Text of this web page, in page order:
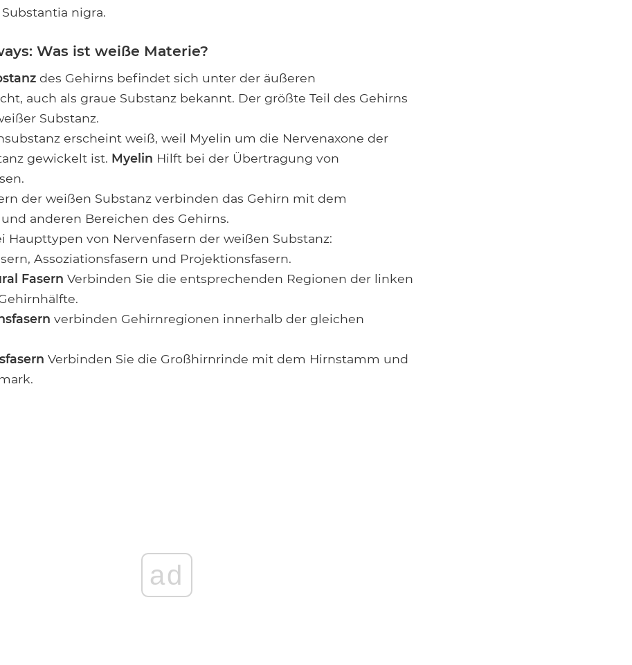
nigra.
Was ist weiße Materie?
des Gehirns befindet sich unter der äußeren
auch als graue Substanz bekannt. Der größte Teil des Gehirns
Substanz.
erscheint weiß, weil Myelin um die Nervenaxone der
gewickelt ist. Myelin Hilft bei der Übertragung von
der weißen Substanz verbinden das Gehirn mit dem
anderen Bereichen des Gehirns.
Haupttypen von Nervenfasern der weißen Substanz:
Assoziationsfasern und Projektionsfasern.
Fasern Verbinden Sie die entsprechenden Regionen der linken
verbinden Gehirnregionen innerhalb der gleichen
Verbinden Sie die Großhirnrinde mit dem Hirnstamm und
ad